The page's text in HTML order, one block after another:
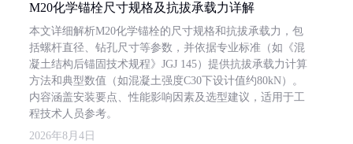
M20化学锚栓尺寸规格及抗拔承载力详解
本文详细解析M20化学锚栓的尺寸规格和抗拔承载力，包
括螺杆直径、钻孔尺寸等参数，并依据专业标准（如《混
凝土结构后锚固技术规程》JGJ 145）提供抗拔承载力计算
方法和典型数值（如混凝土强度C30下设计值约80kN）。
内容涵盖安装要点、性能影响因素及选型建议，适用于工
程技术人员参考。
2026年8月4日